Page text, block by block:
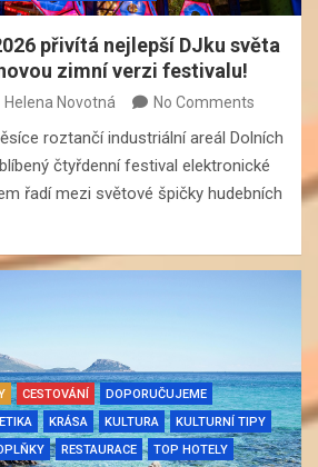
přivítá nejlepší DJku světa
zimní verzi festivalu!
Helena Novotná No Comments
roztančí industriální areál Dolních
čtyřdenní festival elektronické
řadí mezi světové špičky hudebních
CESTOVÁNÍ
DOPORUČUJEME
KRÁSA KULTURA
KULTURNÍ TIPY
RESTAURACE
TOP HOTELY